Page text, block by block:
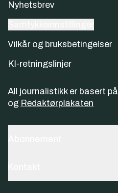
Nyhetsbrev
Vilkår og bruksbetingelser
KI-retningslinjer
All journalistikk er basert på
og Redaktørplakaten